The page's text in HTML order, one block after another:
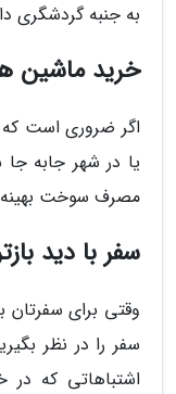
به جنبه گردشگری
خرید ماشین
اگر ضروری است که
یا در شهر جابه جا
مصرف سوخت
سفر با دید
وقتی برای سفرتان
سفر را در نظر
اشتباهاتی که